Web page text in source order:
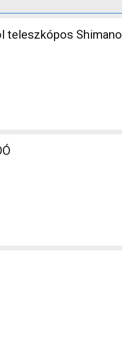
teleszkópos Shimano